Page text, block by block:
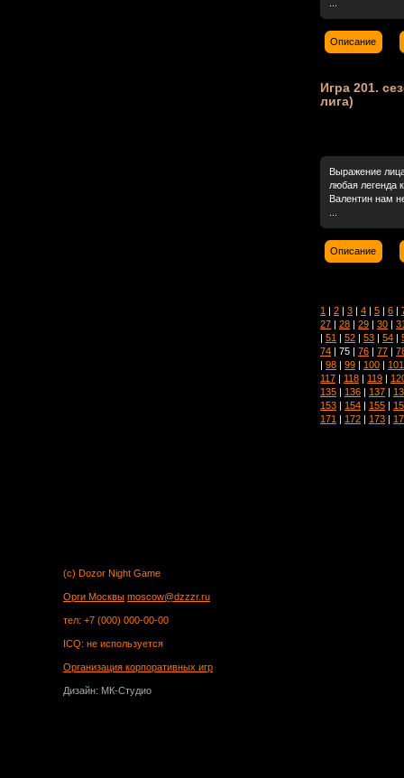
Описание
Игра 201.
лига)
Выражение
любая легенда
Валентин нам
Описание
1 | 2 | 3 | 4 | 5 | 6 |
27 | 28 | 29 | 30 |
| 51 | 52 | 53 | 54 |
74 | 75 | 76 | 77 |
| 98 | 99 | 100 | 101
117 | 118 | 119 |
135 | 136 | 137 |
153 | 154 | 155 |
171 | 172 | 173 |
(c) Dozor Night Game
Орги Москвы moscow@dzzzr.ru
тел: +7 (000) 000-00-00
ICQ: не используется
Организация корпоративных игр
Дизайн: МК-Студио